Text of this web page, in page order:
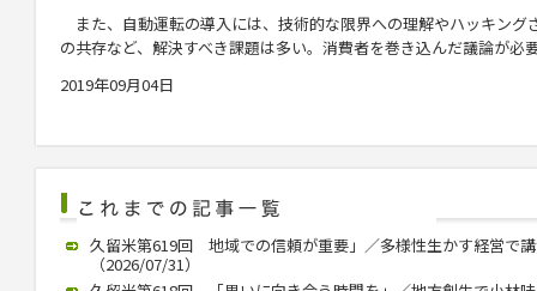
また、自動運転の導入には、技術的な限界への理解やハッキング
の共存など、解決すべき課題は多い。消費者を巻き込んだ議論が
2019年09月04日
久留米第619回 地域での信頼が重要」／多様性生かす経営で
（2026/07/31）